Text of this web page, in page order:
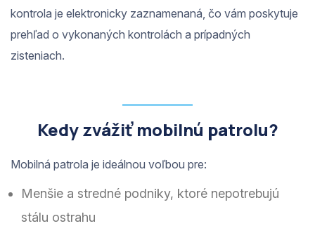
kontrola je elektronicky zaznamenaná, čo vám poskytuje
prehľad o vykonaných kontrolách a prípadných
zisteniach.
Kedy zvážiť mobilnú patrolu?
Mobilná patrola je ideálnou voľbou pre:
Menšie a stredné podniky, ktoré nepotrebujú
stálu ostrahu